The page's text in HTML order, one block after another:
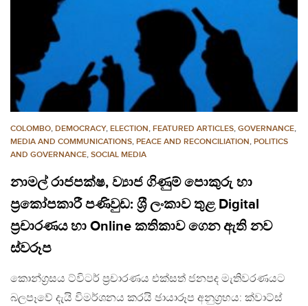
COLOMBO, DEMOCRACY, ELECTION, FEATURED ARTICLES, GOVERNANCE,
MEDIA AND COMMUNICATIONS, PEACE AND RECONCILIATION, POLITICS
AND GOVERNANCE, SOCIAL MEDIA
නාමල් රාජපක්ෂ, ව්‍යාජ ගිණුම් පොකුරු හා
ප‍්‍රකෝපකාරී පණිවුඩ: ශ‍්‍රී ලංකාව තුළ Digital
ප‍්‍රචාරණය හා Online කතිකාව ගෙන ඇති නව
ස්වරූප
කොන්ග‍්‍රසය ට්විටර් ප‍්‍රචාරණය එක්සත් ජනපද මැතිවරණයට
බලපෑවේ දැයි විමර්ශනය කරයි ඡායාරූප අනුග‍්‍රහය: ක්වාට්ස්